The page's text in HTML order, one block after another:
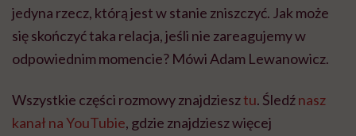
jedyna rzecz, którą jest w stanie zniszczyć. Jak może
się skończyć taka relacja, jeśli nie zareagujemy w
odpowiednim momencie? Mówi Adam Lewanowicz.
Wszystkie części rozmowy znajdziesztu. Śledźnasz
kanał na YouTubie, gdzie znajdziesz więcej